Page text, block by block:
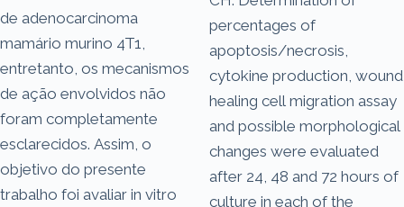
de adenocarcinoma
mamário murino 4T1,
entretanto, os mecanismos
de ação envolvidos não
foram completamente
esclarecidos. Assim, o
objetivo do presente
trabalho foi avaliar in vitro
percentages of
apoptosis/necrosis,
cytokine production, wound
healing cell migration assay
and possible morphological
changes were evaluated
after 24, 48 and 72 hours of
culture in each of the